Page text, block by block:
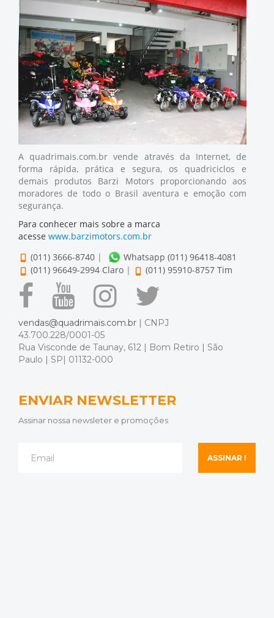
A quadrimais.com.br vende através da Internet, de
forma rápida, prática e segura, os quadriciclos e
demais produtos Barzi Motors proporcionando aos
moradores de todo o Brasil aventura e emoção com
segurança.
Para conhecer mais sobre a marca
acesse www.barzimotors.com.br
(011) 3666-8740 |
Whatsapp (011) 96418-4081
(011) 96649-2994 Claro | (011) 95910-8757 Tim
vendas@quadrimais.com.br | CNPJ
43.700.228/0001-05
Rua Visconde de Taunay, 612 | Bom Retiro | São
Paulo | SP| 01132-000
ENVIAR NEWSLETTER
Assinar nossa newsleter e promoções
ASSINAR !